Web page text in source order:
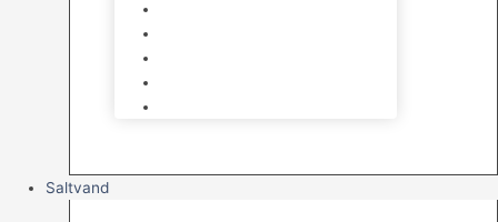
Saltvand